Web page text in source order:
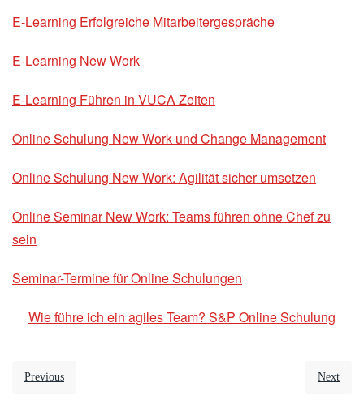
E-Learning Erfolgreiche Mitarbeitergespräche
E-Learning New Work
E-Learning Führen in VUCA Zeiten
Online Schulung New Work und Change Management
Online Schulung New Work: Agilität sicher umsetzen
Online Seminar New Work: Teams führen ohne Chef zu
sein
Seminar-Termine für Online Schulungen
Wie führe ich ein agiles Team? S&P Online Schulung
Previous Next